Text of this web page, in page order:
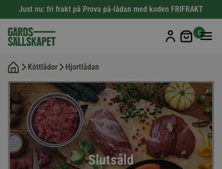
Just nu: fri frakt på Prova på-lådan med koden FRIFRAKT
Min
0
Köttlådor Hjortlådan
Slutsåld